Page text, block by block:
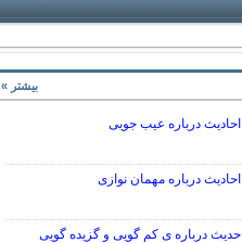
احادیث درباره عیب جویی
احادیث درباره مهمان نوازی
حدیث درباره ی کم گویی و گزیده گویی
بیشتر »